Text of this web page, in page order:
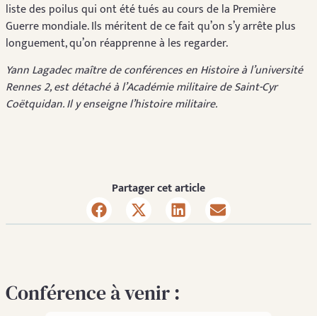
liste des poilus qui ont été tués au cours de la Première
Guerre mondiale. Ils méritent de ce fait qu’on s’y arrête plus
longuement, qu’on réapprenne à les regarder.
Yann Lagadec maître de conférences en Histoire à l’université
Rennes 2, est détaché à l’Académie militaire de Saint-Cyr
Coëtquidan. Il y enseigne l’histoire militaire.
Partager cet article
Conférence à venir :